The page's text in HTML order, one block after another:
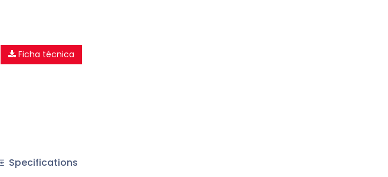
Ficha técnica
Specifications